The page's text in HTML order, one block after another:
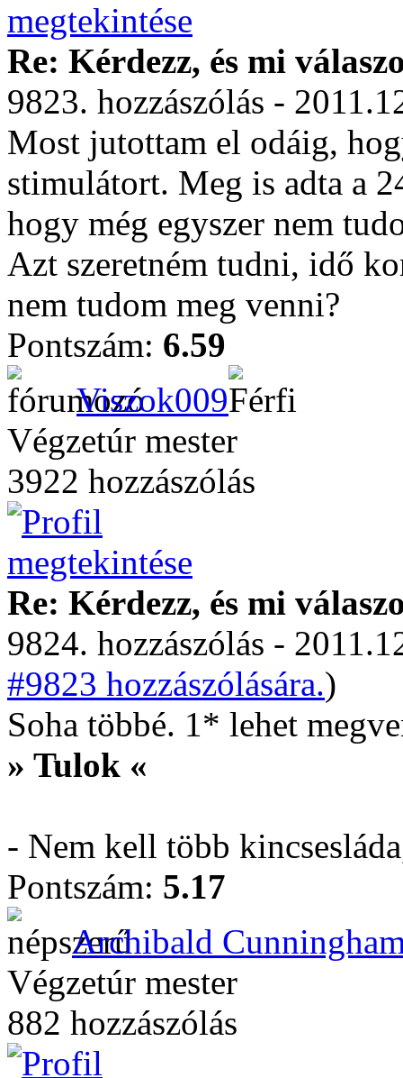
Re: Kérdezz, és mi
9823. hozzászólás -
Most jutottam el odáig,
stimulátort. Meg is adta a
hogy még egyszer nem
Azt szeretném tudni, idő
nem tudom meg venni?
Pontszám: 6.59
Viszok009
Végzetúr mester
3922 hozzászólás
Re: Kérdezz, és mi
9824. hozzászólás -
#9823 hozzászólására.)
Soha többé. 1* lehet
» Tulok «
- Nem kell több
Pontszám: 5.17
Archibald
Végzetúr mester
882 hozzászólás